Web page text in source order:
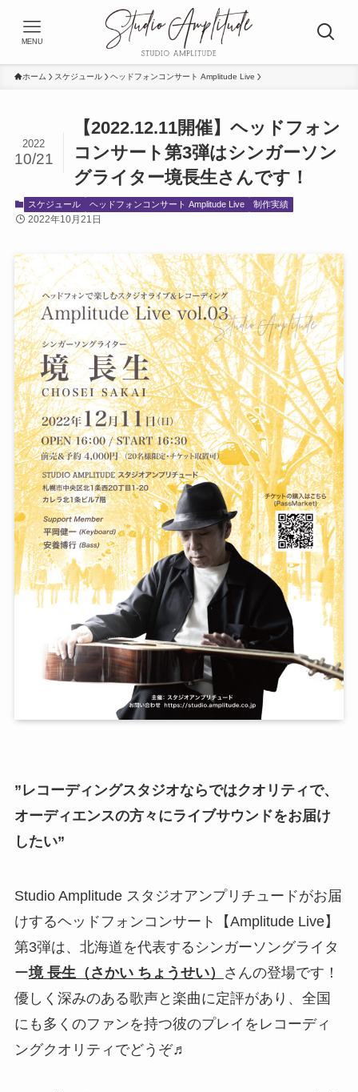
MENU
ホーム スケジュール ヘッドフォンコンサート Amplitude Live
【2022.12.11開催】ヘッドフォン
コンサート第3弾はシンガーソン
グライター境長生さんです！
2022
10/21
スケジュール ヘッドフォンコンサート Amplitude Live 制作実績
2022年10月21日
”レコーディングスタジオならではクオリティで、
オーディエンスの方々にライブサウンドをお届け
したい”
Studio Amplitude スタジオアンプリチュードがお届
けするヘッドフォンコンサート【Amplitude Live】
第3弾は、北海道を代表するシンガーソングライタ
ー境 長生（さかい ちょうせい）
さんの登場です！
優しく深みのある歌声と楽曲に定評があり、全国
にも多くのファンを持つ彼のプレイをレコーディ
ングクオリティでどうぞ♬